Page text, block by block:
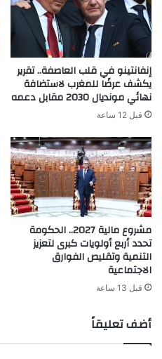
إنفانتينو في قلب العاصفة.. تقرير
يكشف عرضًا للمغرب لاستضافة
نهائي مونديال 2030 مقابل دعمه
قبل 12 ساعة
مشروع مالية 2027.. الحكومة
تحدد أربع أولويات كبرى لتعزيز
التنمية وتقليص الفوارق
الاجتماعية
قبل 13 ساعة
أضف تعليقاً